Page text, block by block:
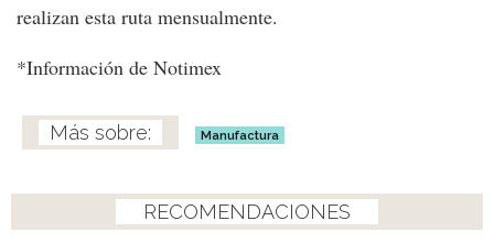
realizan esta ruta mensualmente.
*Información de Notimex
Manufactura
RECOMENDACIONES